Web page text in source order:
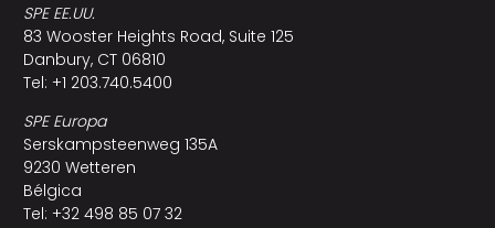
SPE EE.UU.
83 Wooster Heights Road, Suite 125
Danbury, CT 06810
Tel: +1 203.740.5400
SPE Europa
Serskampsteenweg 135A
9230 Wetteren
Bélgica
Tel: +32 498 85 07 32